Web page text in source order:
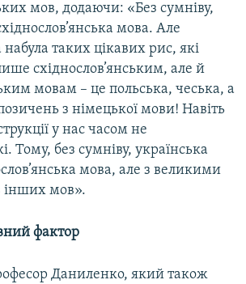
мов, додаючи: «Без сумніву,
мова. Але
таких цікавих рис, які
східнослов’янським, але й
мовам – це польська, чеська, а
з німецької мови! Навіть
у нас часом не
Тому, без сумніву, українська
мова, але з великими
інших мов».
фактор
Даниленко, який також